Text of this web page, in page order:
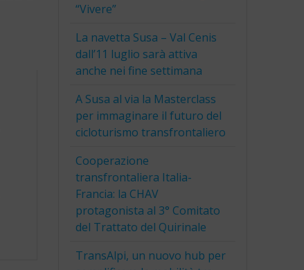
“Vivere”
La navetta Susa – Val Cenis
dall’11 luglio sarà attiva
anche nei fine settimana
A Susa al via la Masterclass
per immaginare il futuro del
cicloturismo transfrontaliero
Cooperazione
transfrontaliera Italia-
Francia: la CHAV
protagonista al 3° Comitato
del Trattato del Quirinale
TransAlpi, un nuovo hub per